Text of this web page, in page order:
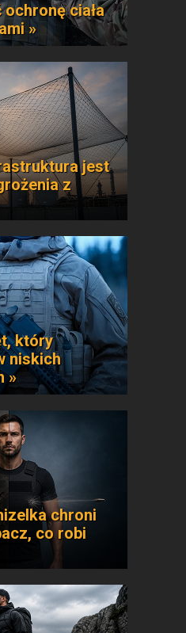
ciała
»
jest
z
który
niskich
»
chroni
co robi